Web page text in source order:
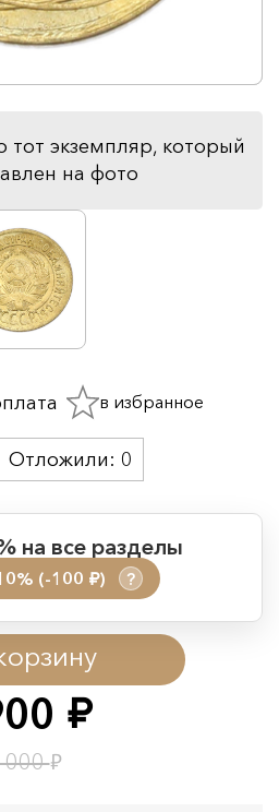
экземпляр, который
на фото
руб.
000₽
на все разделы
(-100 руб.) ?
08.08.2026 00:01
09.08.2026 23:59
Отложили: 0
в избранное